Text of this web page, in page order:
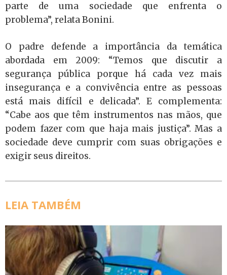
parte de uma sociedade que enfrenta o
problema”, relata Bonini.
O padre defende a importância da temática
abordada em 2009: “Temos que discutir a
segurança pública porque há cada vez mais
insegurança e a convivência entre as pessoas
está mais difícil e delicada”. E complementa:
“Cabe aos que têm instrumentos nas mãos, que
podem fazer com que haja mais justiça”. Mas a
sociedade deve cumprir com suas obrigações e
exigir seus direitos.
LEIA TAMBÉM